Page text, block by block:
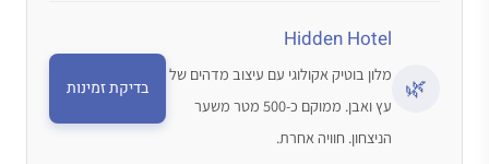
🌿
Hidden Hotel
מלון בוטיק אקולוגי עם עיצוב מדהים של
עץ ואבן. ממוקם כ-500 מטר משער
הניצחון. חוויה אחרת.
בדיקת זמינות